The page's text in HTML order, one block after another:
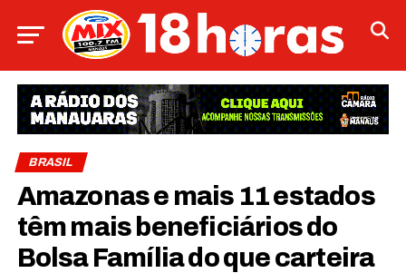
BRASIL
Amazonas e mais 11 estados
têm mais beneficiários do
Bolsa Família do que carteira